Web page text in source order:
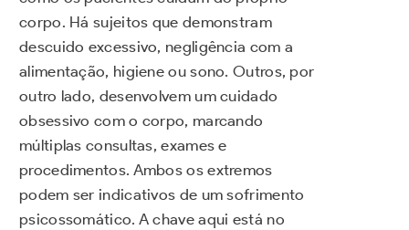
corpo. Há sujeitos que demonstram
descuido excessivo, negligência com a
alimentação, higiene ou sono. Outros, por
outro lado, desenvolvem um cuidado
obsessivo com o corpo, marcando
múltiplas consultas, exames e
procedimentos. Ambos os extremos
podem ser indicativos de um sofrimento
psicossomático. A chave aqui está no